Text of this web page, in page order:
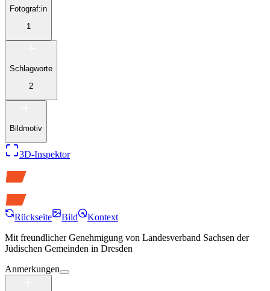
Fotograf:in
1
Schlagworte
2
Bildmotiv
3D-Inspektor
Rückseite Bild
Kontext
Mit freundlicher Genehmigung von Landesverband Sachsen der
Jüdischen Gemeinden in Dresden
Anmerkungen